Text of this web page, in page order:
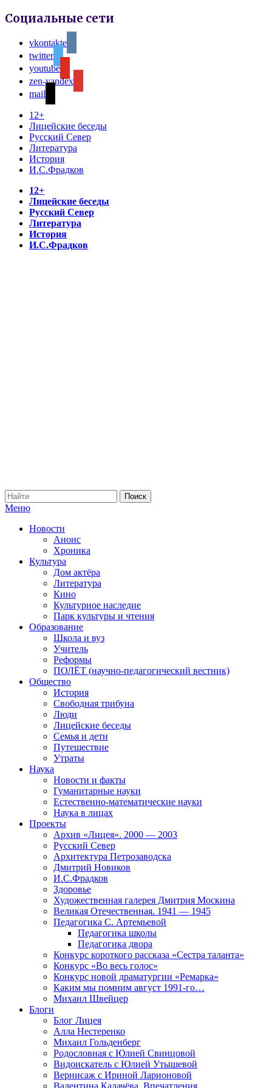
Социальные сети
vkontakte
twitter
youtube
zen-yandex
mail
12+
Лицейские беседы
Русский Север
Литература
История
И.С.Фрадков
12+
Лицейские беседы
Русский Север
Литература
История
И.С.Фрадков
Меню
Новости
Анонс
Хроника
Культура
Дом актёра
Литература
Кино
Культурное наследие
Парк культуры и чтения
Образование
Школа и вуз
Учитель
Реформы
ПОЛЁТ (научно-педагогический вестник)
Общество
История
Свободная трибуна
Люди
Лицейские беседы
Семья и дети
Путешествие
Утраты
Наука
Новости и факты
Гуманитарные науки
Естественно-математические науки
Наука в лицах
Проекты
Архив «Лицея». 2000 — 2003
Русский Север
Архитектура Петрозаводска
Дмитрий Новиков
И.С.Фрадков
Здоровье
Художественная галерея Дмитрия Москина
Великая Отечественная. 1941 — 1945
Педагогика С. Артемьевой
Педагогика школы
Педагогика двора
Конкурс короткого рассказа «Сестра таланта»
Конкурс «Во весь голос»
Конкурс новой драматургии «Ремарка»
Каким мы помним август 1991-го…
Михаил Швейцер
Блоги
Блог Лицея
Алла Нестеренко
Михаил Гольденберг
Родословная с Юлией Свинцовой
Видоискатель с Юлией Утышевой
Вернисаж с Ириной Ларионовой